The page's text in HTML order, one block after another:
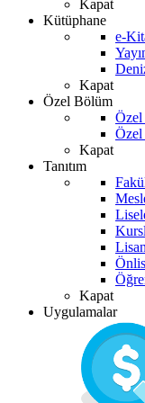
Kapat
Kütüphane
e-
Kapat
Özel Bölüm
Özel
Özel
Kapat
Tanıtım
Kapat
Uygulamalar